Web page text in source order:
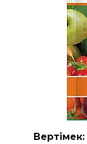
Вертімек: